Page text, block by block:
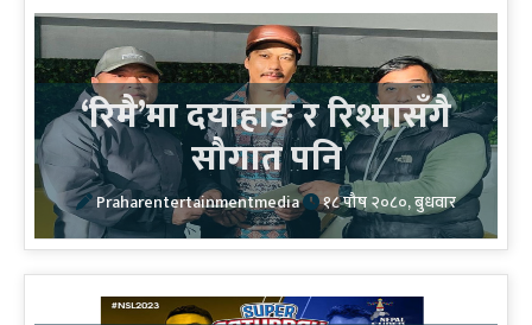
‘रिमै’मा दयाहाङ र रिश्मासँगै
सौगात पनि
Praharentertainmentmedia १८ पौष २०८०, बुधवार